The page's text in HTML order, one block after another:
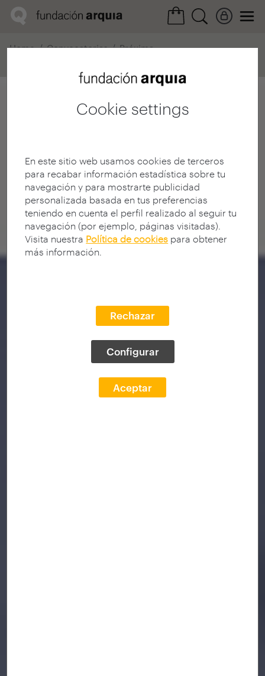
Cookie settings
En este sitio web usamos cookies de terceros
para recabar información estadística sobre tu
navegación y para mostrarte publicidad
personalizada basada en tus preferencias
teniendo en cuenta el perfil realizado al seguir tu
navegación (por ejemplo, páginas visitadas).
Visita nuestra Política de cookies para obtener
más información.
Rechazar
Configurar
Aceptar
Home Convocatorias
Próxima